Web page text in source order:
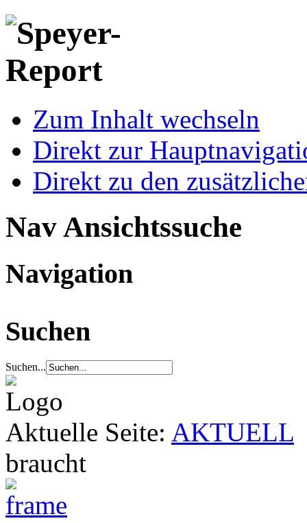
Zum Inhalt wechseln
Direkt zur
Direkt zu den
Nav Ansichtssuche
Navigation
Suchen
Suchen...
Aktuelle Seite: AKTUELL
braucht